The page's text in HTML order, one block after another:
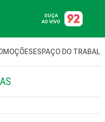
OUÇA
AO VIVO
ESPAÇO DO